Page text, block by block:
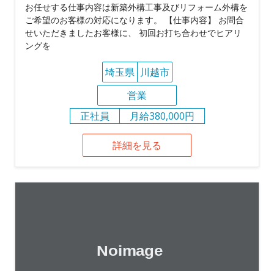
お任せする仕事内容は新築外構工事及びリフォーム外構を
ご希望のお客様の対応になります。 【仕事内容】 お問合
せいただきましたお客様に、 初回お打ち合わせでヒアリ
ングを
埼玉県 川越市
営業
正社員
月給380,000円
詳細を見る